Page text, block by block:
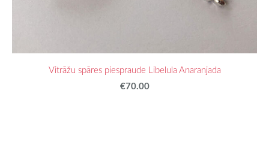
Vitrāžu spāres piespraude Libelula Anaranjada
€70.00